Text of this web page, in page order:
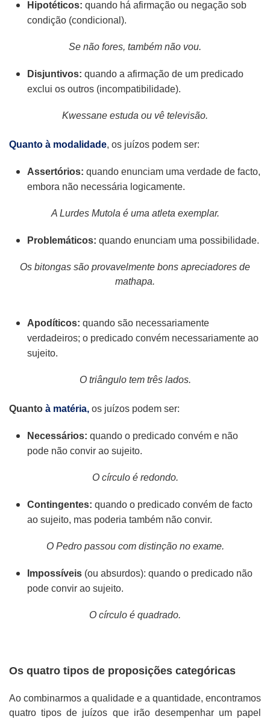
Hipotéticos: quando há afirmação ou negação sob
condição (condicional).
Se não fores, também não vou.
Disjuntivos: quando a afirmação de um predicado
exclui os outros (incompatibilidade).
Kwessane estuda ou vê televisão.
Quanto à modalidade, os juízos podem ser:
Assertórios: quando enunciam uma verdade de facto,
embora não necessária logicamente.
A Lurdes Mutola é uma atleta exemplar.
Problemáticos: quando enunciam uma possibilidade.
Os bitongas são provavelmente bons apreciadores de
mathapa.
Apodíticos: quando são necessariamente
verdadeiros; o predicado convém necessariamente ao
sujeito.
O triângulo tem três lados.
Quanto à matéria, os juízos podem ser:
Necessários: quando o predicado convém e não
pode não convir ao sujeito.
O círculo é redondo.
Contingentes: quando o predicado convém de facto
ao sujeito, mas poderia também não convir.
O Pedro passou com distinção no exame.
Impossíveis (ou absurdos): quando o predicado não
pode convir ao sujeito.
O círculo é quadrado.
Os quatro tipos de proposições categóricas
Ao combinarmos a qualidade e a quantidade, encontramos
quatro tipos de juízos que irão desempenhar um papel